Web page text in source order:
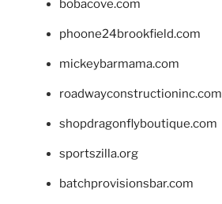
bobacove.com
phoone24brookfield.com
mickeybarmama.com
roadwayconstructioninc.com
shopdragonflyboutique.com
sportszilla.org
batchprovisionsbar.com